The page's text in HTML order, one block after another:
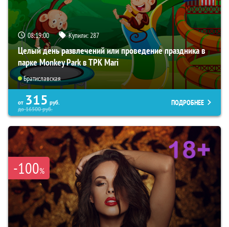
08:18:59 Купили:287
Целый день развлечений или проведение праздника в
парке Monkey Park в ТРК Mari
Братиславская
от 315 руб.
до16500руб.
ПОДРОБНЕЕ
-100%